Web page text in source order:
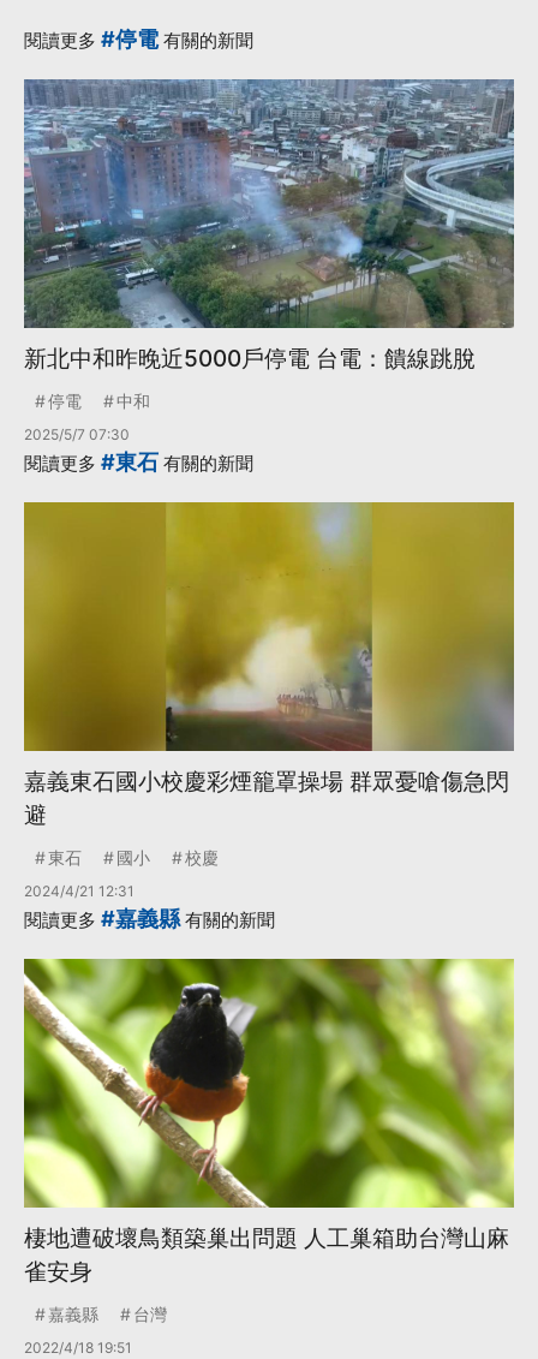
閱讀更多 #停電有關的新聞
新北中和昨晚近5000戶停電 台電：饋線跳脫
停電 中和
2025/5/7 07:30
閱讀更多 #東石 有關的新聞
嘉義東石國小校慶彩煙籠罩操場 群眾憂嗆傷急閃
避
東石 國小 校慶
2024/4/21 12:31
閱讀更多 #嘉義縣有關的新聞
棲地遭破壞鳥類築巢出問題 人工巢箱助台灣山麻
雀安身
嘉義縣 台灣
2022/4/18 19:51